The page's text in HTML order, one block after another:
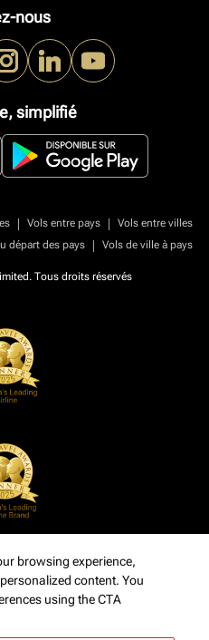
nous
simplifié
| Vols entre pays |
Vols entre villes
départ des pays | Vols de ville à pays
Tous droits réservés
browsing experience,
content. You
using the CTA